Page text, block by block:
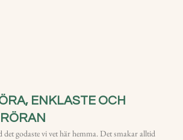
ENKLASTE OCH
det godaste vi vet här hemma. Det smakar alltid